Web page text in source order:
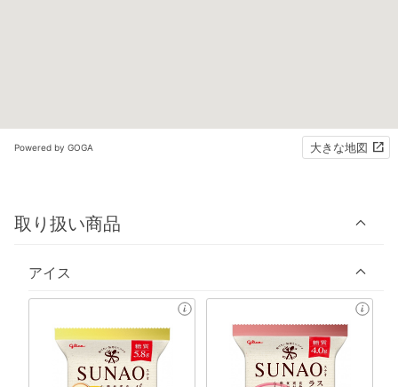
Powered by GOGA 大きな地図
取り扱い商品
アイス